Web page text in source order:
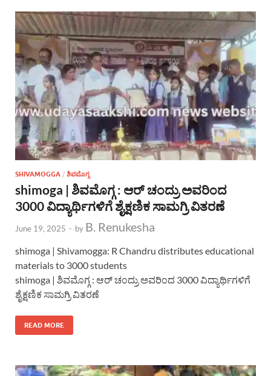
SHIVAMOGGA / ಶಿವಮೊಗ್ಗ
shimoga | ಶಿವಮೊಗ್ಗ : ಆರ್ ಚಂದ್ರು ಅವರಿಂದ
3000 ವಿದ್ಯಾರ್ಥಿಗಳಿಗೆ ಶೈಕ್ಷಣಿಕ ಸಾಮಗ್ರಿ ವಿತರಣೆ
June 19, 2025 - by B. Renukesha
shimoga | Shivamogga: R Chandru distributes educational
materials to 3000 students
shimoga | ಶಿವಮೊಗ್ಗ : ಆರ್ ಚಂದ್ರು ಅವರಿಂದ 3000 ವಿದ್ಯಾರ್ಥಿಗಳಿಗೆ
ಶೈಕ್ಷಣಿಕ ಸಾಮಗ್ರಿ ವಿತರಣೆ
READ MORE